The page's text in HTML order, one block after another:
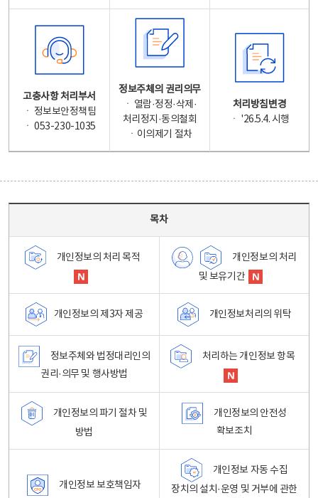
고충사항 처리부서
ㆍ 정보보안정책팀
ㆍ 053-230-1035
정보주체의 권리의무
ㆍ 열람·정정·삭제·
처리정지·동의철회
ㆍ이의제기 절차
처리방침변경
ㆍ '26.5.4. 시행
목차
개인정보의 처리 목적
개인정보의 처리
및 보유기간
개인정보의 제3자 제공 개인정보처리의 위탁
정보주체와 법정대리인의
권리·의무 및 행사방법
처리하는 개인정보 항목
개인정보의 파기 절차 및
방법
개인정보의 안전성
확보조치
개인정보 보호책임자
개인정보 자동 수집
장치의 설치·운영 및 거부에 관한